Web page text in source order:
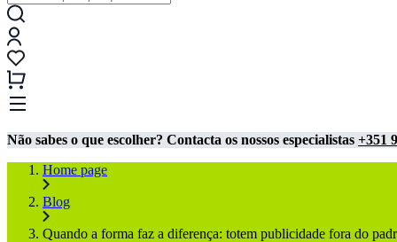
Não sabes o que escolher? Contacta os nossos especialistas +351
Home page
Blog
Quando a forma faz a diferença: totem publicidade fora do